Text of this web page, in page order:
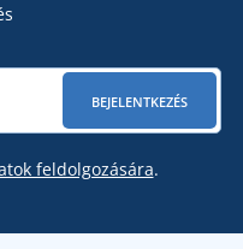
BEJELENTKEZÉS
feldolgozására.